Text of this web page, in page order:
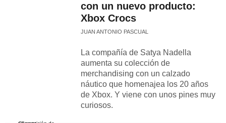
con un nuevo producto:
Xbox Crocs
JUAN ANTONIO PASCUAL
La compañía de Satya Nadella
aumenta su colección de
merchandising con un calzado
náutico que homenajea los 20 años
de Xbox. Y viene con unos pines muy
curiosos.